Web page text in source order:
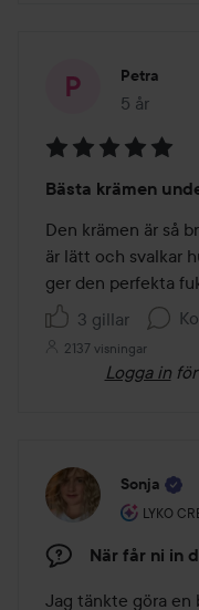
Petra
5 år
Inlägget
5
av
5
Bästa krämen
Den krämen är så
är lätt och svalkar
ger den perfekta
3 gillar
2137 visningar
Logga in
Sonja
LYKO
När får ni in
Jag tänkte göra en